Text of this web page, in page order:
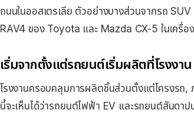
ถนนในออสเตรเลีย ตัวอย่างบางส่วนจากรถ
RAV4 ของ Toyota และ Mazda CX-5 ในเครื่
เริ่มจากตั้งแต่รถยนต์เริ่มผลิตที่โรงงาน
โรงงานครอบคลุมการผลิตชิ้นส่วนตั้งแต่โครงรถ,
นี้จะเห็นได้ว่ารถยนต์ไฟฟ้า EV และรถยนต์สันดา